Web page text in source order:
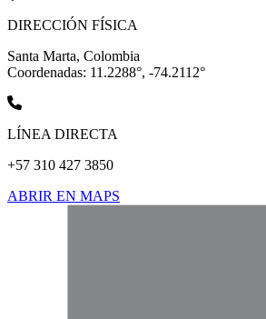
DIRECCIÓN FÍSICA
Santa Marta, Colombia
Coordenadas: 11.2288°, -74.2112°
LÍNEA DIRECTA
+57 310 427 3850
ABRIR EN MAPS